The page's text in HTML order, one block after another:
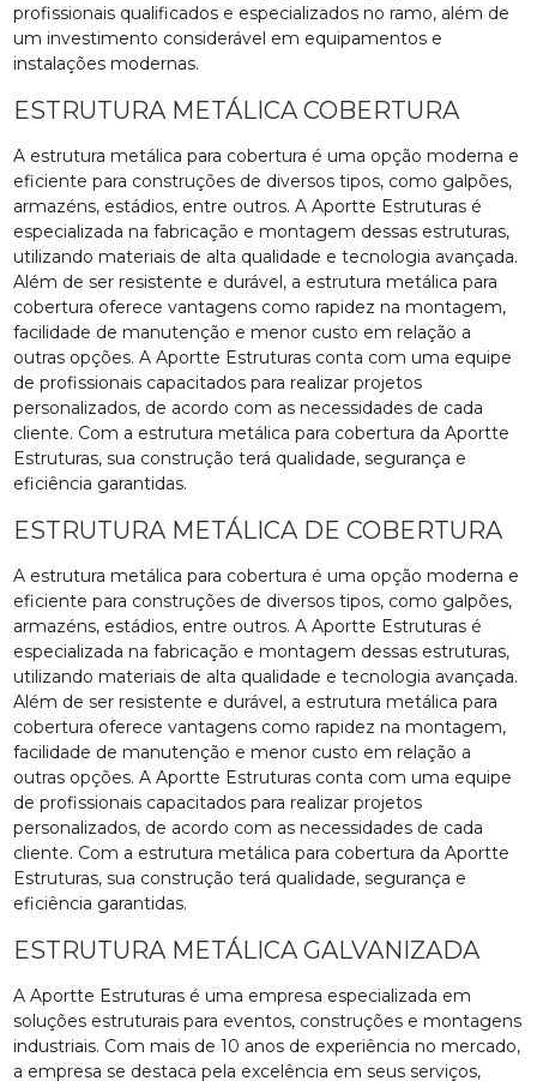
profissionais qualificados e especializados no ramo, além de
um investimento considerável em equipamentos e
instalações modernas.
ESTRUTURA METÁLICA COBERTURA
A estrutura metálica para cobertura é uma opção moderna e
eficiente para construções de diversos tipos, como galpões,
armazéns, estádios, entre outros. A Aportte Estruturas é
especializada na fabricação e montagem dessas estruturas,
utilizando materiais de alta qualidade e tecnologia avançada.
Além de ser resistente e durável, a estrutura metálica para
cobertura oferece vantagens como rapidez na montagem,
facilidade de manutenção e menor custo em relação a
outras opções. A Aportte Estruturas conta com uma equipe
de profissionais capacitados para realizar projetos
personalizados, de acordo com as necessidades de cada
cliente. Com a estrutura metálica para cobertura da Aportte
Estruturas, sua construção terá qualidade, segurança e
eficiência garantidas.
ESTRUTURA METÁLICA DE COBERTURA
A estrutura metálica para cobertura é uma opção moderna e
eficiente para construções de diversos tipos, como galpões,
armazéns, estádios, entre outros. A Aportte Estruturas é
especializada na fabricação e montagem dessas estruturas,
utilizando materiais de alta qualidade e tecnologia avançada.
Além de ser resistente e durável, a estrutura metálica para
cobertura oferece vantagens como rapidez na montagem,
facilidade de manutenção e menor custo em relação a
outras opções. A Aportte Estruturas conta com uma equipe
de profissionais capacitados para realizar projetos
personalizados, de acordo com as necessidades de cada
cliente. Com a estrutura metálica para cobertura da Aportte
Estruturas, sua construção terá qualidade, segurança e
eficiência garantidas.
ESTRUTURA METÁLICA GALVANIZADA
A Aportte Estruturas é uma empresa especializada em
soluções estruturais para eventos, construções e montagens
industriais. Com mais de 10 anos de experiência no mercado,
a empresa se destaca pela excelência em seus serviços,